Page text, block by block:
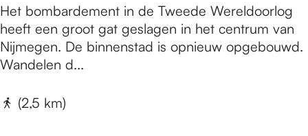
e
n
t
e
d
W
e
d
e
o
Het bombardement in de Tweede Wereldoorlog
heeft een groot gat geslagen in het centrum van
Nijmegen. De binnenstad is opnieuw opgebouwd.
Wandelen d...
(2,5 km)